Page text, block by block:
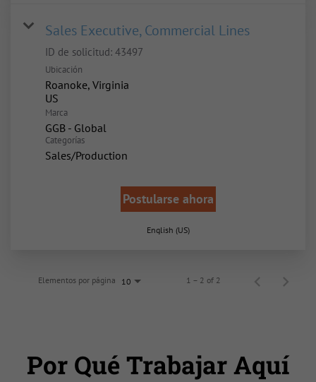
Sales Executive, Commercial Lines
ID de solicitud: 43497
Ubicación
Roanoke, Virginia
Marca
GGB - Global
Categorías
Sales/Production
Postularse ahora
English (US)
Elementos por página 10 1 – 2 of 2
Por Qué Trabajar Aquí